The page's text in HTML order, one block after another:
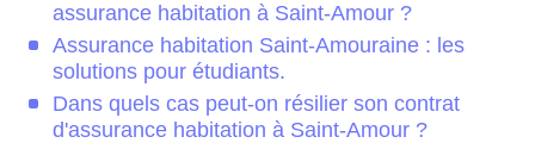
assurance habitation à Saint-Amour ?
Assurance habitation Saint-Amouraine : les
solutions pour étudiants.
Dans quels cas peut-on résilier son contrat
d'assurance habitation à Saint-Amour ?